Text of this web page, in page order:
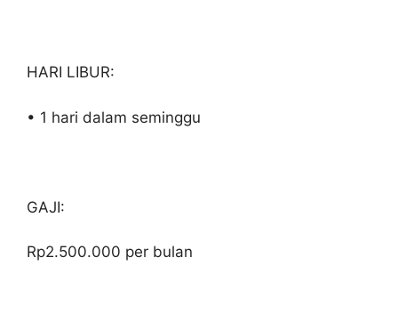
HARI LIBUR:
• 1 hari dalam seminggu
GAJI:
Rp2.500.000 per bulan